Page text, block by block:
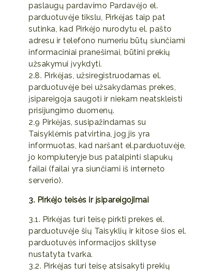
paslaugų pardavimo Pardavėjo el.
parduotuvėje tikslu, Pirkėjas taip pat
sutinka, kad Pirkėjo nurodytu el. pašto
adresu ir telefono numeriu būtų siunčiami
informaciniai pranešimai, būtini prekių
užsakymui įvykdyti.
2.8. Pirkėjas, užsiregistruodamas el.
parduotuvėje bei užsakydamas prekes,
įsipareigoja saugoti ir niekam neatskleisti
prisijungimo duomenų.
2.9 Pirkėjas, susipažindamas su
Taisyklėmis patvirtina, jog jis yra
informuotas, kad naršant el.parduotuvėje,
jo kompiuteryje bus patalpinti slapukų
failai (failai yra siunčiami iš interneto
serverio).
3. Pirkėjo teisės ir įsipareigojimai
3.1. Pirkėjas turi teisę pirkti prekes el.
parduotuvėje šių Taisyklių ir kitose šios el.
parduotuvės informacijos skiltyse
nustatyta tvarka.
3.2. Pirkėjas turi teisę atsisakyti prekių